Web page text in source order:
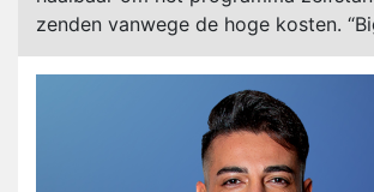
zenden vanwege de hoge kosten.